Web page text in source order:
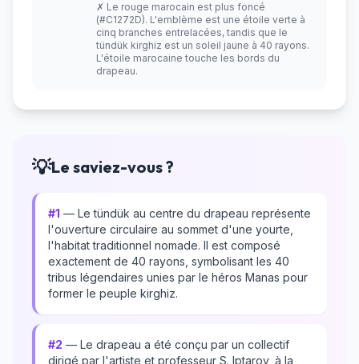
✗ Le rouge marocain est plus foncé
(#C1272D). L'emblème est une étoile verte à
cinq branches entrelacées, tandis que le
tündük kirghiz est un soleil jaune à 40 rayons.
L'étoile marocaine touche les bords du
drapeau.
💡Le saviez-vous ?
#1 — Le tündük au centre du drapeau représente
l'ouverture circulaire au sommet d'une yourte,
l'habitat traditionnel nomade. Il est composé
exactement de 40 rayons, symbolisant les 40
tribus légendaires unies par le héros Manas pour
former le peuple kirghiz.
#2 — Le drapeau a été conçu par un collectif
dirigé par l'artiste et professeur S. Iptarov, à la